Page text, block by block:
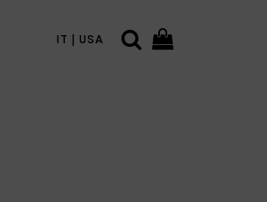
IT | USA